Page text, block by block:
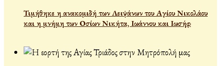
Τιμήθηκε η ανακομιδή των Λειψάνων του Αγίου Νικολάου
και η μνήμη των Οσίων Νικήτα, Ιωάννου και Ιωσήφ